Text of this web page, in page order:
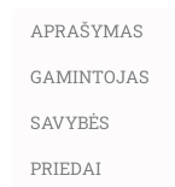
APRAŠYMAS
GAMINTOJAS
SAVYBĖS
PRIEDAI